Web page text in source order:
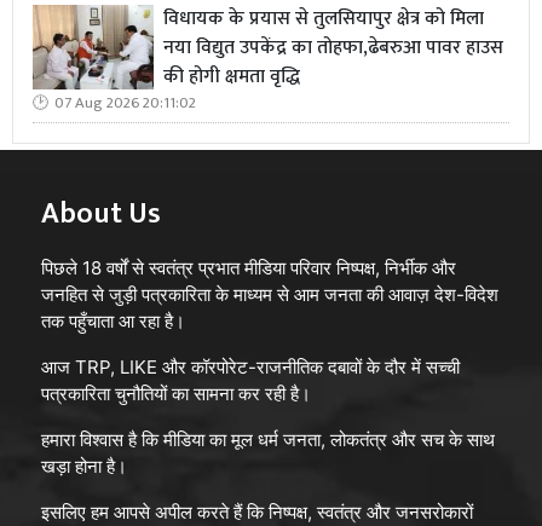
विधायक के प्रयास से तुलसियापुर क्षेत्र को मिला
नया विद्युत उपकेंद्र का तोहफा,ढेबरुआ पावर हाउस
की होगी क्षमता वृद्धि
07 Aug 2026 20:11:02
About Us
पिछले 18 वर्षों से स्वतंत्र प्रभात मीडिया परिवार निष्पक्ष, निर्भीक और
जनहित से जुड़ी पत्रकारिता के माध्यम से आम जनता की आवाज़ देश-विदेश
तक पहुँचाता आ रहा है।
आज TRP, LIKE और कॉरपोरेट-राजनीतिक दबावों के दौर में सच्ची
पत्रकारिता चुनौतियों का सामना कर रही है।
हमारा विश्वास है कि मीडिया का मूल धर्म जनता, लोकतंत्र और सच के साथ
खड़ा होना है।
इसलिए हम आपसे अपील करते हैं कि निष्पक्ष, स्वतंत्र और जनसरोकारों